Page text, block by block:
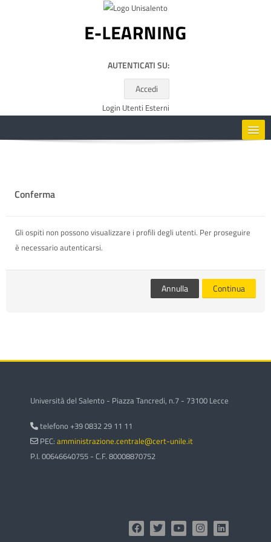
AUTENTICATI SU:
Accedi
Login Utenti Esterni
ITALIANO ‎(IT)‎
Cerca
Conferma
Gli ospiti non possono visualizzare i profili degli utenti. Per proseguire
è necessario autenticarsi.
Annulla Continua
Università del Salento - Piazza Tancredi, n.7 - 73100 Lecce
telefono +39 0832 29 11 11
PEC: amministrazione.centrale@cert-unile.it
P.I. 00646640755 - C.F. 80008870752